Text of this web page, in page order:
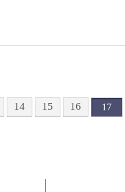
14 15 16 17